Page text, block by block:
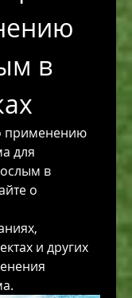
в
применению
для
в
о
и других